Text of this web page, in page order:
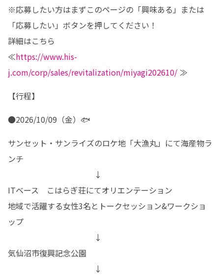
※応募したい方はまずこのページの「興味ある」または
「応募したい」ボタンを押してください！
詳細はこちら
≪https://www.his-
j.com/corp/sales/revitalization/miyagi202610/ ≫
【行程】
●2026/10/09（金）🐟
サンセット・サンライズのロケ地「大漁丸」にて海産物ラ
ンチ
↓
ITベース　こはらぎ荘にてオリエンテーション
地域で活躍する女性3名とトークセッション&ワークショ
ップ
↓
気仙沼市復興記念公園
↓